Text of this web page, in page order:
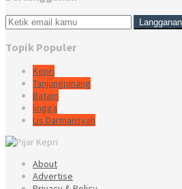
Topik Populer
Kepri
Tanjungpinang
Batam
lingga
Lis Darmansyah
About
Advertise